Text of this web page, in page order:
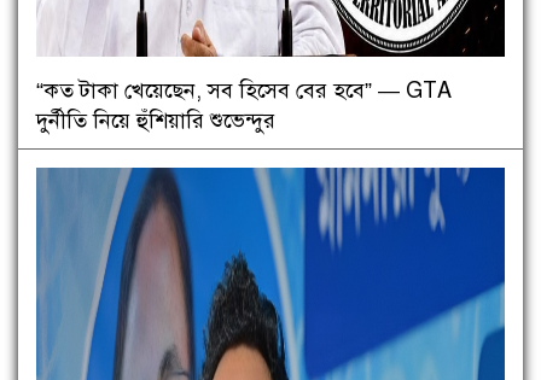
“কত টাকা খেয়েছেন, সব হিসেব বের হবে” — GTA
দুর্নীতি নিয়ে হুঁশিয়ারি শুভেন্দুর